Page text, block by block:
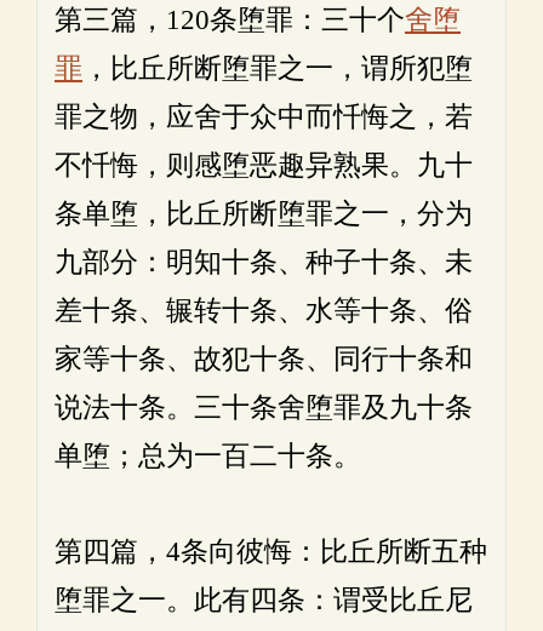
第三篇，120条堕罪：三十个舍堕
罪 ，比丘所断堕罪之一，谓所犯堕
罪之物，应舍于众中而忏悔之，若
不忏悔，则感堕恶趣异熟果。九十
条单堕，比丘所断堕罪之一，分为
九部分：明知十条、种子十条、未
差十条、辗转十条、水等十条、俗
家等十条、故犯十条、同行十条和
说法十条。三十条舍堕罪及九十条
单堕；总为一百二十条。
第四篇，4条向彼悔：比丘所断五种
堕罪之一。此有四条：谓受比丘尼